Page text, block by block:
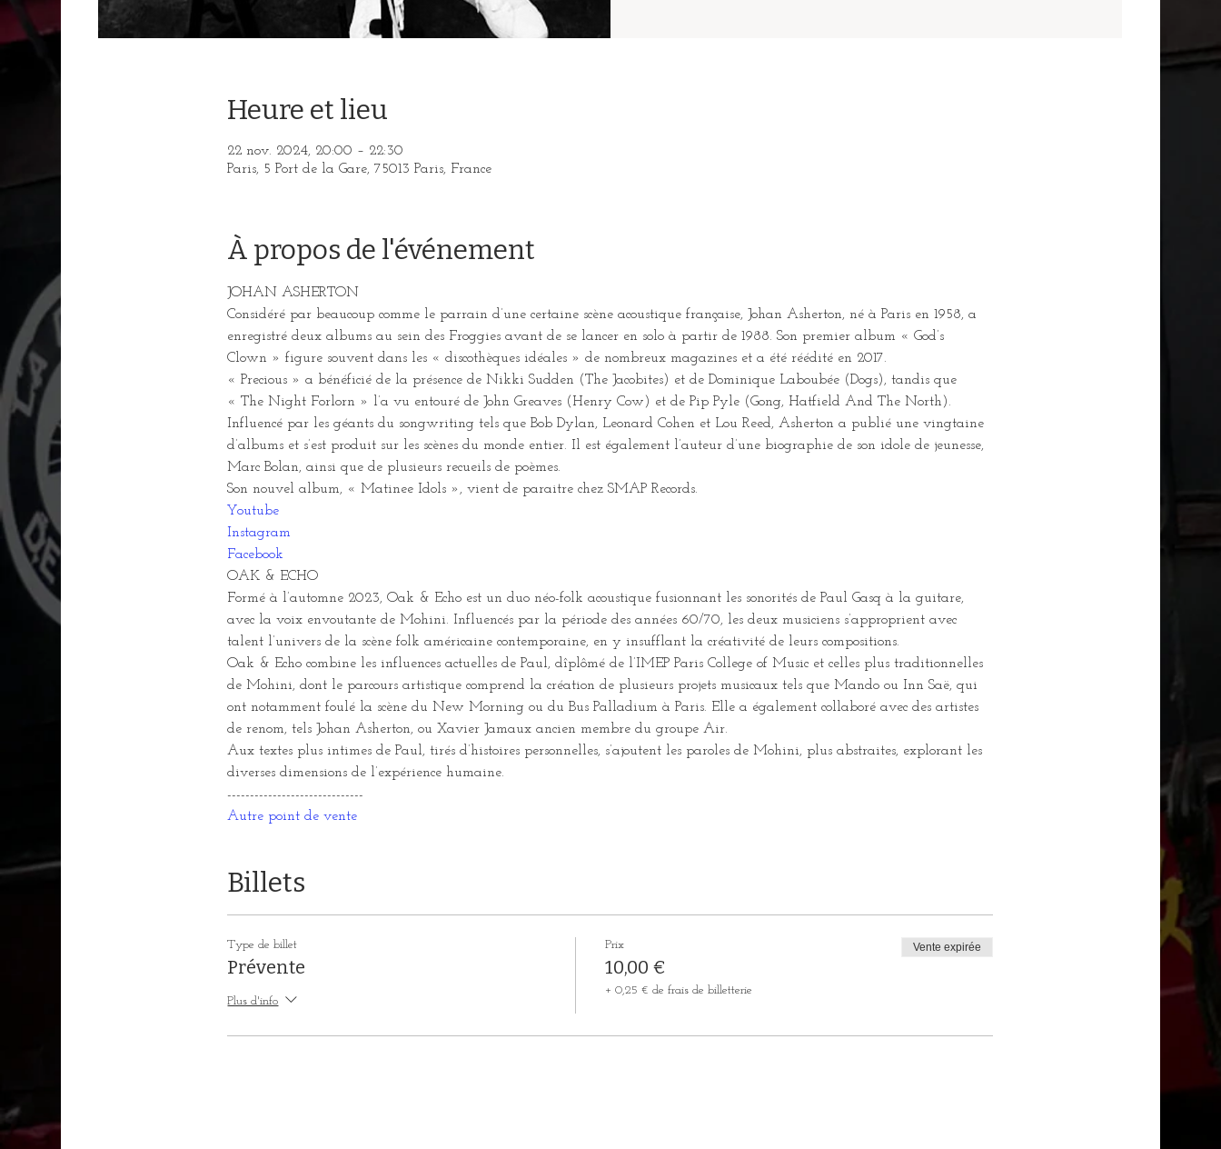
Heure et lieu
22 nov. 2024, 20:00 – 22:30
Paris, 5 Port de la Gare, 75013 Paris, France
À propos de l'événement
JOHAN ASHERTON
Considéré par beaucoup comme le parrain d’une certaine scène acoustique française, Johan Asherton, né à Paris en 1958, a
enregistré deux albums au sein des Froggies avant de se lancer en solo à partir de 1988. Son premier album « God’s
Clown » figure souvent dans les « discothèques idéales » de nombreux magazines et a été réédité en 2017.
« Precious » a bénéficié de la présence de Nikki Sudden (The Jacobites) et de Dominique Laboubée (Dogs), tandis que
« The Night Forlorn » l’a vu entouré de John Greaves (Henry Cow) et de Pip Pyle (Gong, Hatfield And The North).
Influencé par les géants du songwriting tels que Bob Dylan, Leonard Cohen et Lou Reed, Asherton a publié une vingtaine
d’albums et s’est produit sur les scènes du monde entier. Il est également l’auteur d’une biographie de son idole de jeunesse,
Marc Bolan, ainsi que de plusieurs recueils de poèmes.
Son nouvel album, « Matinee Idols », vient de paraitre chez SMAP Records.
Youtube
Instagram
Facebook
OAK & ECHO
Formé à l’automne 2023, Oak & Echo est un duo néo-folk acoustique fusionnant les sonorités de Paul Gasq à la guitare,
avec la voix envoutante de Mohini. Influencés par la période des années 60/70, les deux musiciens s’approprient avec
talent l’univers de la scène folk américaine contemporaine, en y insufflant la créativité de leurs compositions.
Oak & Echo combine les influences actuelles de Paul, dîplômé de l’IMEP Paris College of Music et celles plus traditionnelles
de Mohini, dont le parcours artistique comprend la création de plusieurs projets musicaux tels que Mando ou Inn Saë, qui
ont notamment foulé la scène du New Morning ou du Bus Palladium à Paris. Elle a également collaboré avec des artistes
de renom, tels Johan Asherton, ou Xavier Jamaux ancien membre du groupe Air.
Aux textes plus intimes de Paul, tirés d’histoires personnelles, s’ajoutent les paroles de Mohini, plus abstraites, explorant les
diverses dimensions de l’expérience humaine.
------------------------------
Autre point de vente
Billets
Type de billet
Prévente
Plus d'info
Prix
10,00 €
+ 0,25 € de frais de billetterie
Vente expirée